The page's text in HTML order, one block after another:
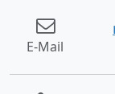
E-Mail